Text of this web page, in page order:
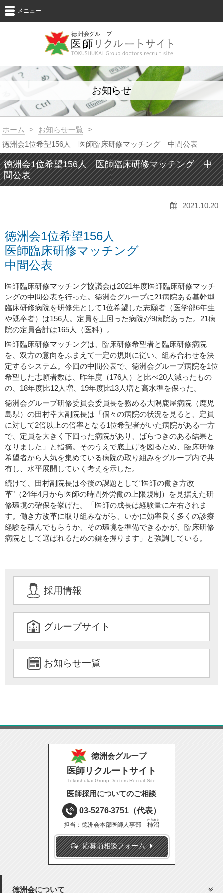
メニュー
お知らせ
ホーム > お知らせ一覧 >
徳洲会1位希望156人 医師臨床研修マッチング 中間公表
徳洲会1位希望156人 医師臨床研修マッチング 中
間公表
2021.10.20
徳洲会1位希望156人
医師臨床研修マッチング
中間公表
医師臨床研修マッチング協議会は2021年度医師臨床研修マッチ
ングの中間公表を行った。徳洲会グループに21病院ある基幹型
臨床研修病院を研修先として1位希望した志願者（医学部6年生
や既卒者）は156人。定員を上回った病院が9病院あった。21病
院の定員合計は165人（医科）。
医師臨床研修マッチングは、臨床研修希望者と臨床研修病院
を、双方の意向をふまえて一定の規則に従い、組み合わせを決
定するシステム。今回の中間公表で、徳洲会グループ病院を1位
希望した志願者数は、昨年度（176人）と比べ20人減ったもの
の、18年度比12人増、19年度比13人増と高水準を保った。
徳洲会グループ研修委員会委員長を務める大隅鹿屋病院（鹿児
島県）の田村幸大副院長は「個々の病院の状況を見ると、定員
に対して2倍以上の倍率となる1位希望者がいた病院がある一方
で、定員を大きく下回った病院があり、ばらつきのある結果と
なりました」と指摘。そのうえで底上げを図るため、臨床研修
希望者から人気を集めている病院の取り組みをグループ内で共
有し、水平展開していく考えを示した。
続けて、田村副院長は今後の課題として“医師の働き方改
革”（24年4月から医師の時間外労働の上限規制）を見据えた研
修環境の確保を挙げた。「医師の成長は経験量に左右されま
す。働き方改革に取り組みながら、いかに効率良く多くの診療
経験を積んでもらうか、その環境を準備できるかが、臨床研修
病院として選ばれるための鍵を握ります」と強調している。
採用情報
グループサイト
お知らせ一覧
徳洲会グループ
医師リクルートサイト
Tokushukai Group Doctors Recruit Site
医師採用についてのご相談
03-5276-3751 （代表）
担当：徳洲会本部医師人事部 柿沼
かきぬま
応募前相談フォーム
徳洲会について